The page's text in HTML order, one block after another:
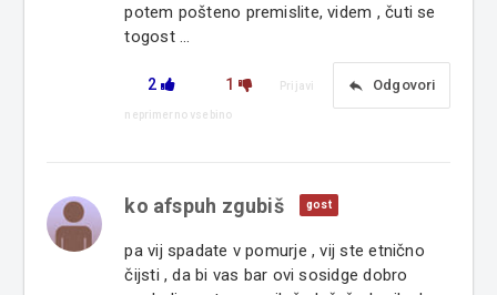
potem pošteno premislite, videm , čuti se
togost ...
2 1 reply Odgovori
Prijavi
neprimerno vsebino
ko afspuh zgubiš gost
pa vij spadate v pomurje , vij ste etnično
čijsti , da bi vas bar ovi sosidge dobro